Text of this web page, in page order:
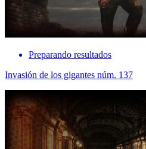
Preparando resultados
Invasión de los gigantes núm. 137